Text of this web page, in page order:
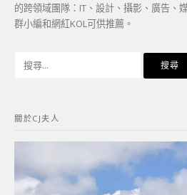
的跨領域團隊：IT、設計、攝影、廣告、
群小編和網紅KOL可供推薦。
字:
關於CJ夫人